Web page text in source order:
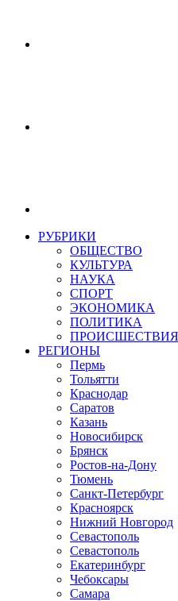
РУБРИКИ
ОБЩЕСТВО
КУЛЬТУРА
НАУКА
СПОРТ
ЭКОНОМИКА
ПОЛИТИКА
ПРОИСШЕСТВИЯ
РЕГИОНЫ
Пермь
Тольятти
Краснодар
Саратов
Казань
Новосибирск
Брянск
Ростов-на-Дону
Тюмень
Санкт-Петербург
Красноярск
Нижний Новгород
Севастополь
Севастополь
Екатеринбург
Чебоксары
Самара